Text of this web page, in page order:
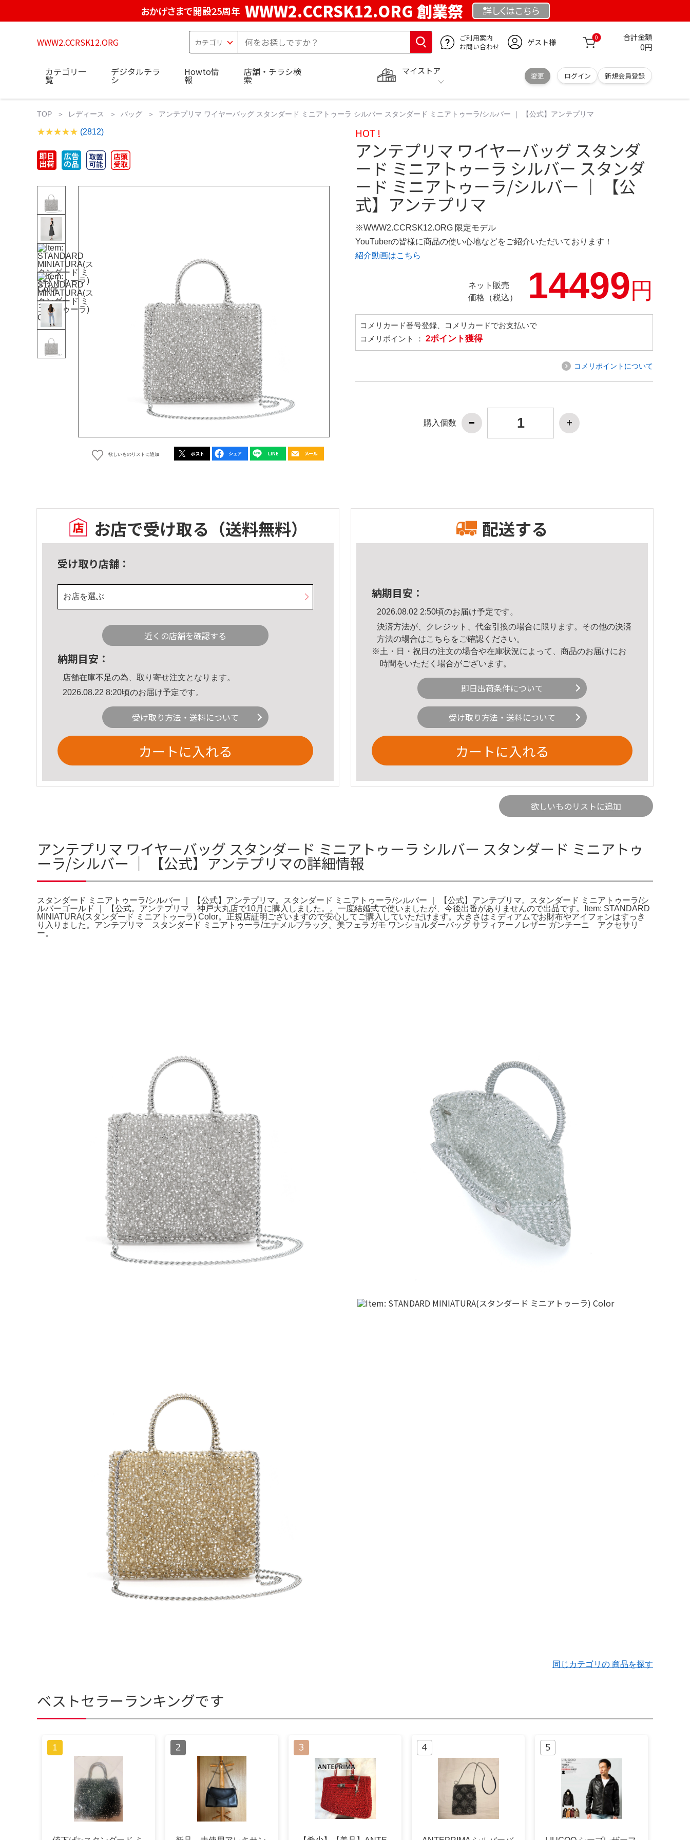
おかげさまで開設25周年 WWW2.CCRSK12.ORG 創業祭 詳しくはこちら
WWW2.CCRSK12.ORG
ご利用案内
お問い合わせ
ゲスト様 0 合計金額
0円
マイストア
変更 ログイン 新規会員登録
カテゴリ一
覧
デジタルチラ
シ
Howto情
報
店舗・チラシ検
索
TOP レディース バッグ アンテプリマ ワイヤーバッグ スタンダード ミニアトゥーラ シルバー スタンダード ミニアトゥーラ/シルバー ｜ 【公式】アンテプリマ
(2812)
欲しいものリストに追加
HOT !
アンテプリマ ワイヤーバッグ スタンダ
ード ミニアトゥーラ シルバー スタンダ
ード ミニアトゥーラ/シルバー ｜ 【公
式】アンテプリマ
※WWW2.CCRSK12.ORG 限定モデル
YouTuberの皆様に商品の使い心地などをご紹介いただいております！
紹介動画はこちら
ネット販売
価格（税込）
14499円
コメリカード番号登録、コメリカードでお支払いで
コメリポイント ： 2ポイント獲得
コメリポイントについて
購入個数
お店で受け取る （送料無料）
受け取り店舗：
お店を選ぶ
近くの店舗を確認する
納期目安：
店舗在庫不足の為、取り寄せ注文となります。
2026.08.22 8:20頃のお届け予定です。
受け取り方法・送料について
カートに入れる
配送する
納期目安：
2026.08.02 2:50頃のお届け予定です。
決済方法が、クレジット、代金引換の場合に限ります。その他の決済
方法の場合はこちら をご確認ください。
※土・日・祝日の注文の場合や在庫状況によって、商品のお届けにお
時間をいただく場合がございます。
即日出荷条件について
受け取り方法・送料について
カートに入れる
欲しいものリストに追加
アンテプリマ ワイヤーバッグ スタンダード ミニアトゥーラ シルバー スタンダード ミニアトゥ
ーラ/シルバー ｜ 【公式】アンテプリマの詳細情報
スタンダード ミニアトゥーラ/シルバー ｜ 【公式】アンテプリマ。スタンダード ミニアトゥーラ/シルバー ｜ 【公式】アンテプリマ。スタンダード ミニアトゥーラ/シ
ルバーゴールド ｜ 【公式。アンテプリマ 神戸大丸店で10月に購入しました。。一度結婚式で使いましたが、今後出番がありませんので出品です。Item: STANDARD
MINIATURA(スタンダード ミニアトゥーラ) Color。正規店証明ございますので安心してご購入していただけます。大きさはミディアムでお財布やアイフォンはすっき
り入りました。アンテプリマ スタンダード ミニアトゥーラ/エナメルブラック。美フェラガモ ワンショルダーバッグ サフィアーノレザー ガンチーニ アクセサリ
ー。
同じカテゴリの 商品を探す
ベストセラーランキングです